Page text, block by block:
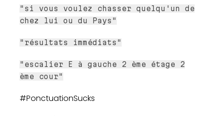
"si vous voulez chasser quelqu'un de
chez lui ou du Pays"
"résultats immédiats"
"escalier E à gauche 2 ème étage 2
ème cour"
#PonctuationSucks